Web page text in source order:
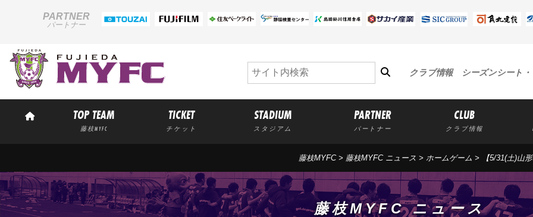
PARTNER
パートナー
クラブ情報 シーズンシート
TOP TEAM
藤枝MYFC
TICKET
チケット
STADIUM
スタジアム
PARTNER
パートナー
CLUB
クラブ情報
藤枝MYFC> 藤枝MYFC ニュース > ホームゲーム > 【5/31(土)山
藤枝MYFC ニュース